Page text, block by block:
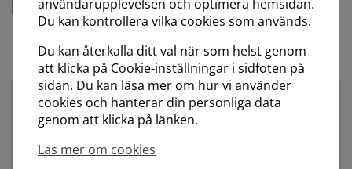
2025-10-21 - 2025-10-22
Plats
Göteborg, Mölndals sjukhus
användarupplevelsen och optimera hemsidan.
Du kan kontrollera vilka cookies som används.
Du kan återkalla ditt val när som helst genom
att klicka på Cookie-inställningar i sidfoten på
sidan. Du kan läsa mer om hur vi använder
cookies och hanterar din personliga data
genom att klicka på länken.
Läs mer om cookies